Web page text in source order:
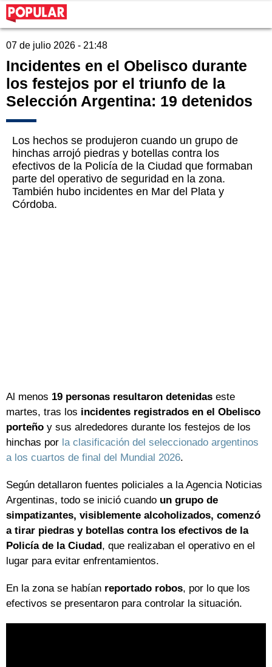
07 de julio 2026 - 21:48
Incidentes en el Obelisco durante
los festejos por el triunfo de la
Selección Argentina: 19 detenidos
Los hechos se produjeron cuando un grupo de
hinchas arrojó piedras y botellas contra los
efectivos de la Policía de la Ciudad que formaban
parte del operativo de seguridad en la zona.
También hubo incidentes en Mar del Plata y
Córdoba.
Al menos 19 personas resultaron detenidas este
martes, tras los incidentes registrados en el Obelisco
porteño y sus alrededores durante los festejos de los
hinchas por la clasificación del seleccionado argentinos
a los cuartos de final del Mundial 2026.
Según detallaron fuentes policiales a la Agencia Noticias
Argentinas, todo se inició cuando un grupo de
simpatizantes, visiblemente alcoholizados, comenzó
a tirar piedras y botellas contra los efectivos de la
Policía de la Ciudad, que realizaban el operativo en el
lugar para evitar enfrentamientos.
En la zona se habían reportado robos, por lo que los
efectivos se presentaron para controlar la situación.